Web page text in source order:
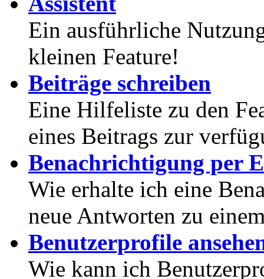
Ein ausführliche
kleinen Feature!
Beiträge schreiben
Eine Hilfeliste zu den
eines Beitrags zur
Benachrichtigung per
Wie erhalte ich eine
neue Antworten zu
Benutzerprofile
Wie kann ich